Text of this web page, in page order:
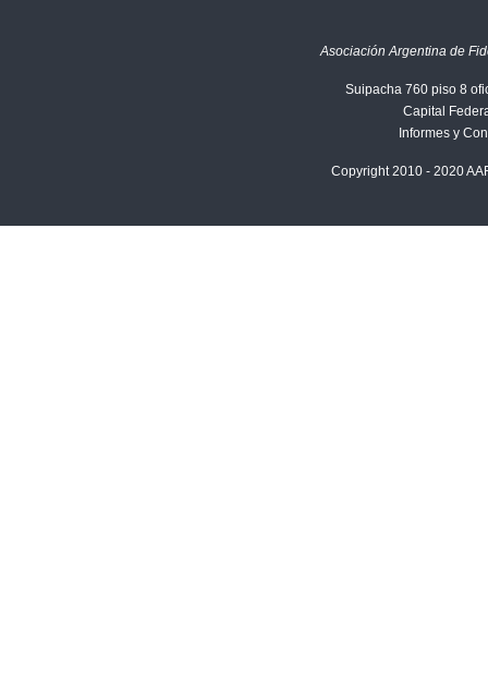
Asociación Argentina de
Suipacha 760 piso 8
Capital
Informes y
Copyright 2010 - 2020